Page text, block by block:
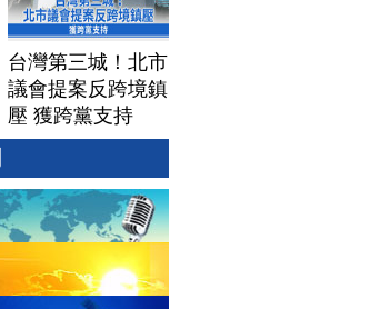
台灣第三城！北市
議會提案反跨境鎮
壓 獲跨黨支持